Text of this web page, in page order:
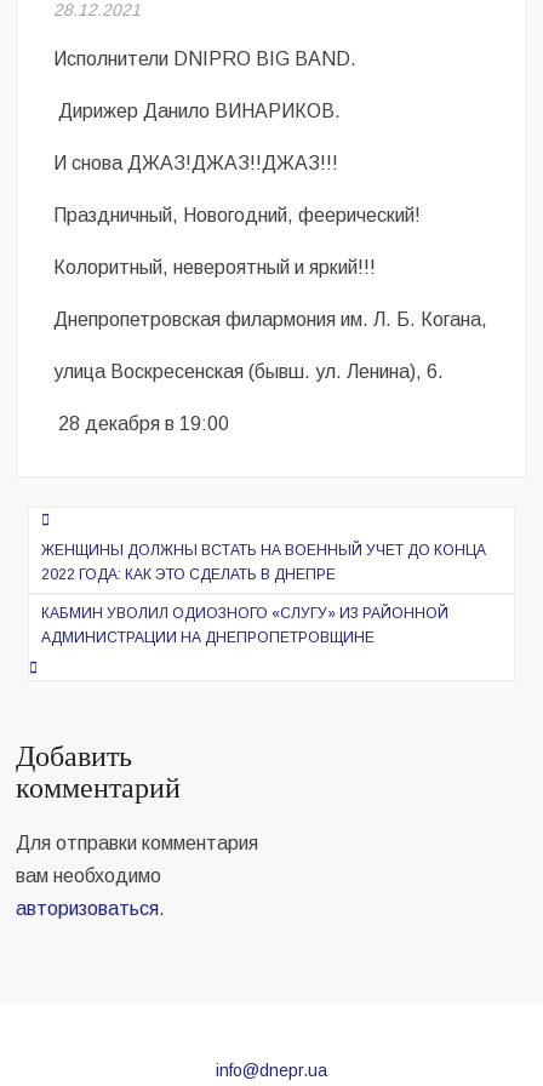
Безугла закликає валити Сирського
Світові бренди одягу та взуття: розвиток ринку та вплив на
Командувач ВМС Неїжпапа закликав не дестабілізувати ситуацію
навколо керівництва армії
28.12.2021
Исполнители DNIPRO BIG BAND.
Дирижер Данило ВИНАРИКОВ.
И снова ДЖАЗ!ДЖАЗ!!ДЖАЗ!!!
Праздничный, Новогодний, феерический!
Колоритный, невероятный и яркий!!!
Днепропетровская филармония им. Л. Б. Когана,
улица Воскресенская (бывш. ул. Ленина), 6.
28 декабря в 19:00
Навигация
по
записям
ЖЕНЩИНЫ ДОЛЖНЫ ВСТАТЬ НА ВОЕННЫЙ УЧЕТ ДО КОНЦА
2022 ГОДА: КАК ЭТО СДЕЛАТЬ В ДНЕПРЕ
КАБМИН УВОЛИЛ ОДИОЗНОГО «СЛУГУ» ИЗ РАЙОННОЙ
АДМИНИСТРАЦИИ НА ДНЕПРОПЕТРОВЩИНЕ
Добавить
комментарий
Для отправки комментария
вам необходимо
авторизоваться.
info@dnepr.ua